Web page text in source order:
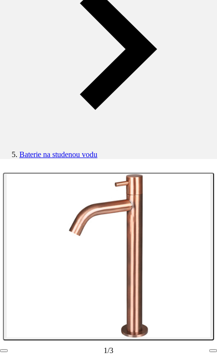
Baterie na studenou vodu
1/3